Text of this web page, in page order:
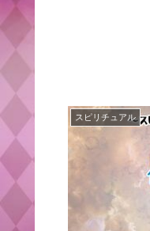
スピリチュアル